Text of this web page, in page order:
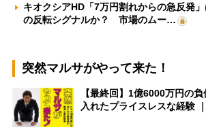
キオクシアHD「7万円割れからの急反発
の反転シグナルか？ 市場のムー…
突然マルサがやって来た！
【最終回】1億6000万円の
入れたプライスレスな経験